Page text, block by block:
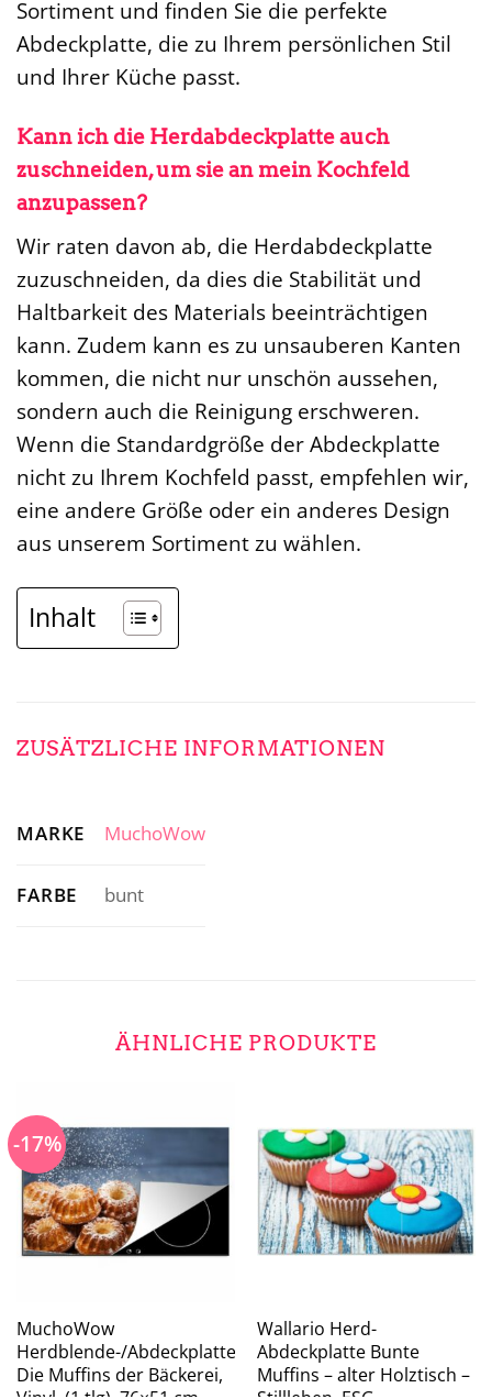
Sortiment und finden Sie die perfekte
Abdeckplatte, die zu Ihrem persönlichen Stil
und Ihrer Küche passt.
Kann ich die Herdabdeckplatte auch
zuschneiden, um sie an mein Kochfeld
anzupassen?
Wir raten davon ab, die Herdabdeckplatte
zuzuschneiden, da dies die Stabilität und
Haltbarkeit des Materials beeinträchtigen
kann. Zudem kann es zu unsauberen Kanten
kommen, die nicht nur unschön aussehen,
sondern auch die Reinigung erschweren.
Wenn die Standardgröße der Abdeckplatte
nicht zu Ihrem Kochfeld passt, empfehlen wir,
eine andere Größe oder ein anderes Design
aus unserem Sortiment zu wählen.
Inhalt
ZUSÄTZLICHE INFORMATIONEN
MARKE MuchoWow
FARBE bunt
ÄHNLICHE PRODUKTE
-17%
MuchoWow
Herdblende-/Abdeckplatte
Die Muffins der Bäckerei,
Wallario Herd-
Abdeckplatte Bunte
Muffins – alter Holztisch –